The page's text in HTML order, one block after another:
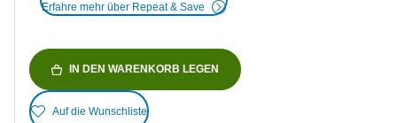
Erfahre mehr über Repeat & Save
IN DEN WARENKORB LEGEN
Auf die Wunschliste